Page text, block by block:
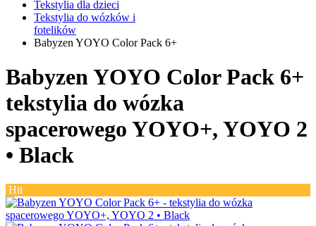
Tekstylia dla dzieci
Tekstylia do wózków i
fotelików
Babyzen YOYO Color Pack 6+
Babyzen YOYO Color Pack 6+
tekstylia do wózka
spacerowego YOYO+, YOYO 2
• Black
Hit